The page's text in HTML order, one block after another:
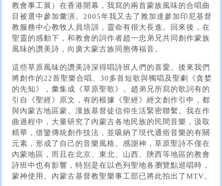
教會事工展）在香港開幕，我寫的兩首蒙族風味的合唱曲
目被選中參加彙演。2005年我又去了雅加達參加印尼基督
教服務中心教牧人員培訓，靈命有很大長進。回來後，在
聖靈的感動下，和教會的詞作者趙一忠弟兄共同創作蒙族
風味的讚美詩，向廣大蒙古族同胞傳福音。
這些草原風味的讚美詩深得唱詩班人們的喜愛。後來我們
將創作的22首聖樂合唱、30多首短歌與獨唱及聖劇《貪婪
的先知》，彙集成《草原聖歌》。趙弟兄所寫的歌詞有的
引自《聖經》原文，有的根據《聖經》經文創作引申，都
與內蒙古地區蒙、漢族基督徒信仰生活緊密聯繫。我在作
曲過程中，大量研究了內蒙古各地民族的民間音樂，汲取
精華，借鑒傳統創作技法，並吸納了現代通俗音樂的有關
元素，形成了自己的音樂風格。感謝神，草原聖詩不僅在
內蒙地區，而且在北京、東北、山西、陝西等地區的教會
詩班中也有影響，特別是在以色列聖地各瀏覽點巡唱時，
蒙神使用。內蒙古基督教聖樂事工部已將此拍出了MTV。